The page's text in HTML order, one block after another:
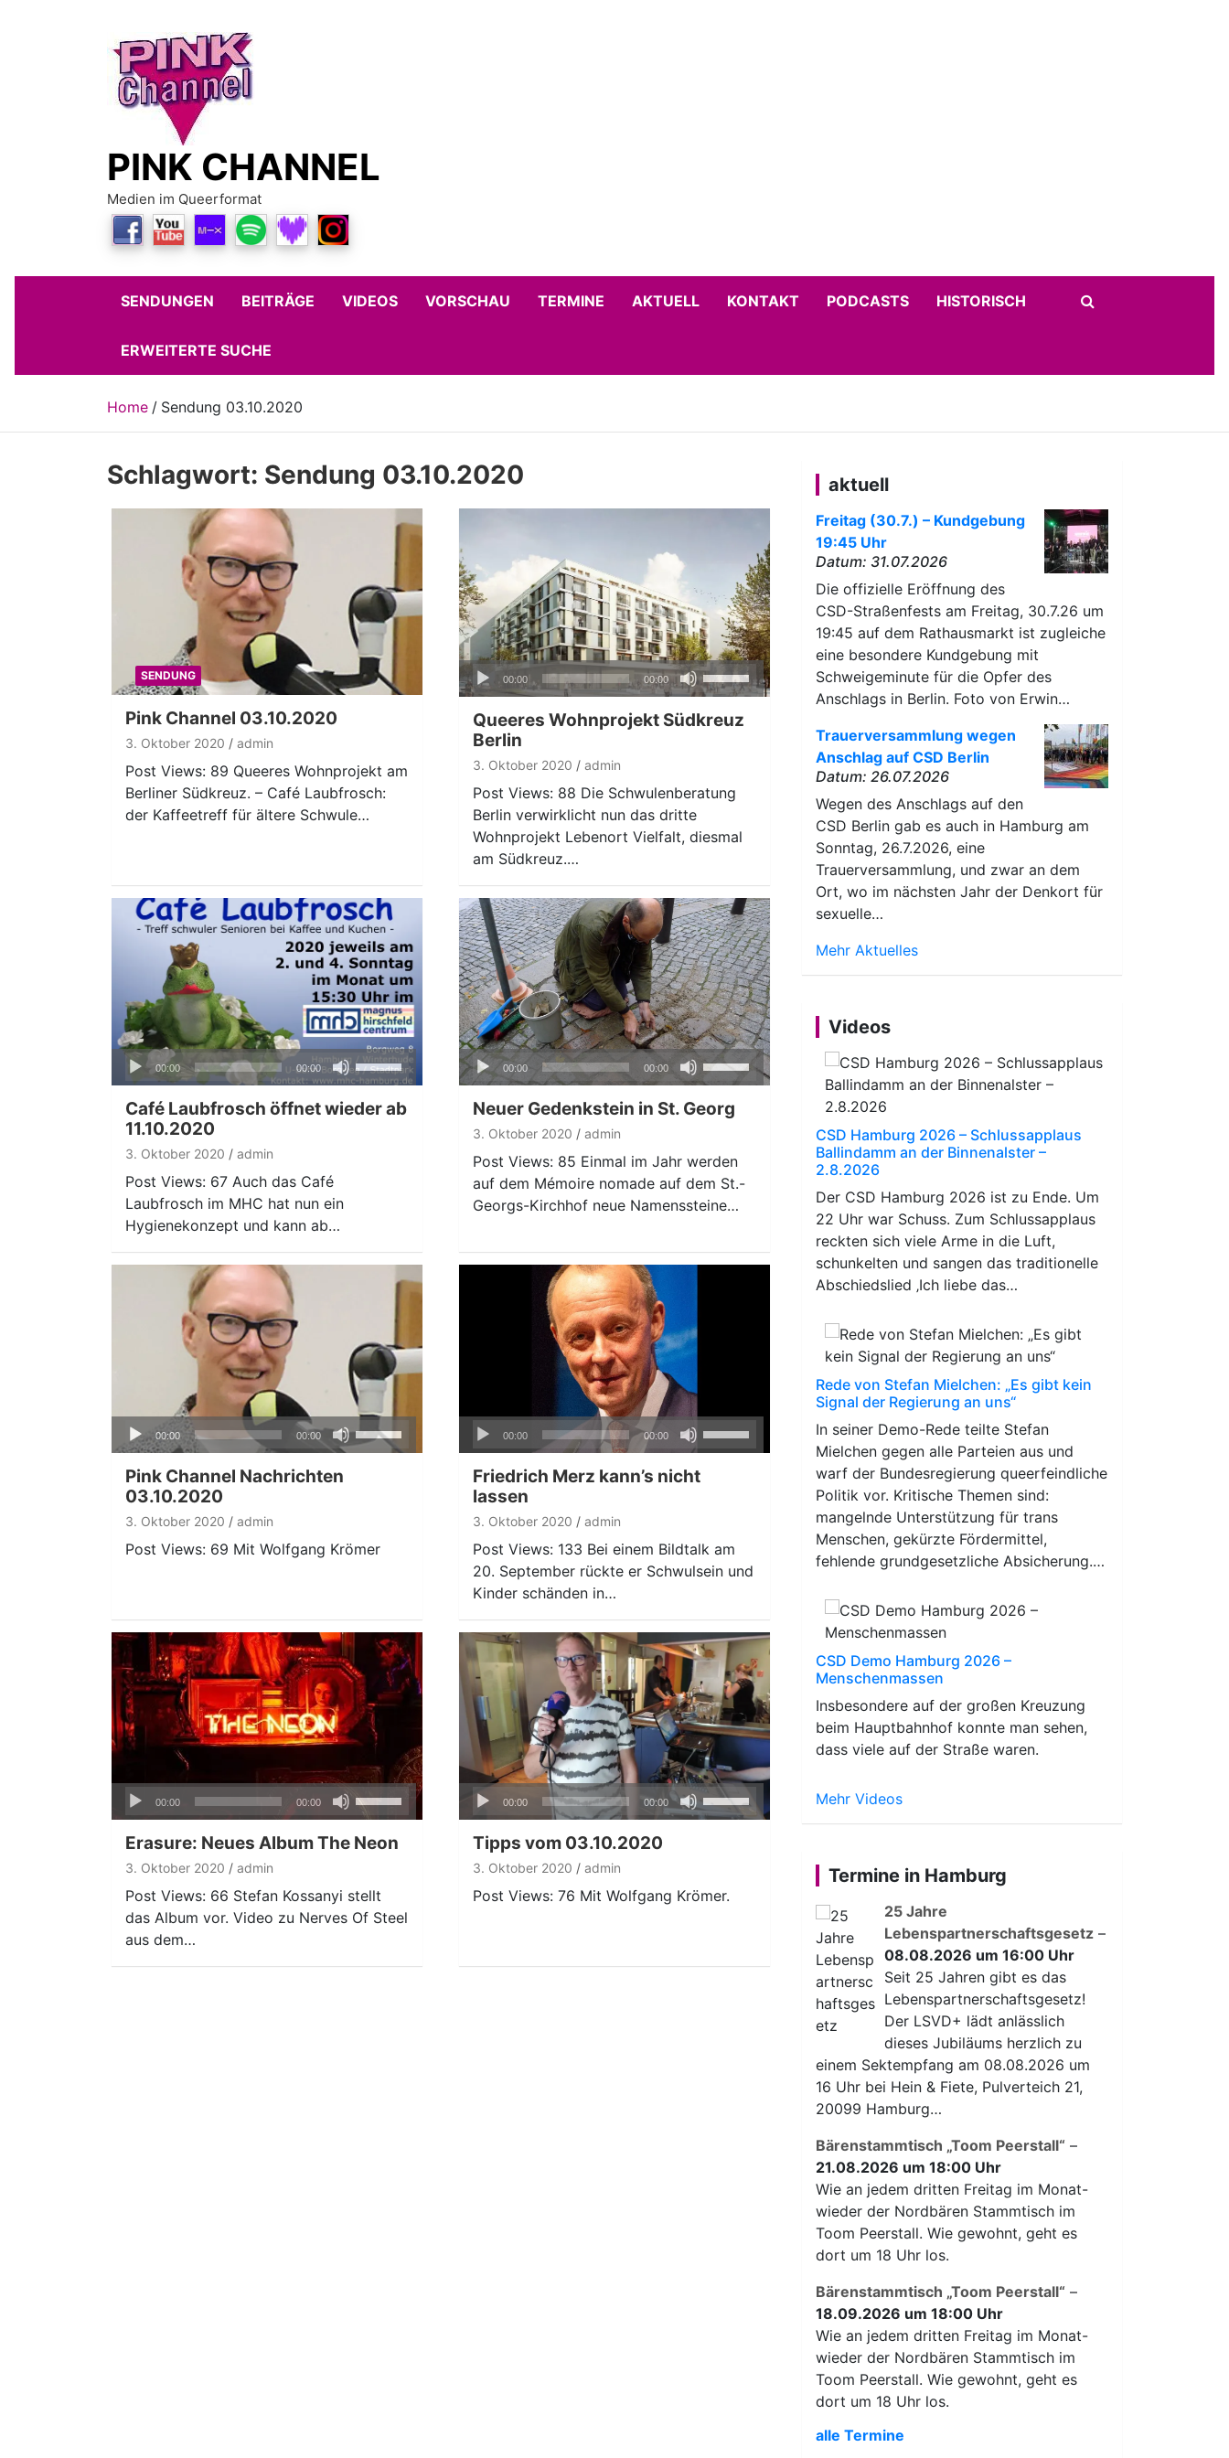
PINK CHANNEL
Medien im Queerformat
SENDUNGEN BEITRÄGE VIDEOS VORSCHAU TERMINE AKTUELL KONTAKT PODCASTS HISTORISCH
ERWEITERTE SUCHE
Home Sendung 03.10.2020
Schlagwort: Sendung 03.10.2020
SENDUNG
Pink Channel 03.10.2020
3. Oktober 2020 admin
Post Views: 89 Queeres Wohnprojekt am
Berliner Südkreuz. – Café Laubfrosch:
der Kaffeetreff für ältere Schwule…
Audio-
Player
00:00 00:00
Pfeiltasten
Hoch/Runter
benutzen,
zu
Queeres Wohnprojekt Südkreuz
Berlin
3. Oktober 2020 admin
Post Views: 88 Die Schwulenberatung
Berlin verwirklicht nun das dritte
Wohnprojekt Lebenort Vielfalt, diesmal
am Südkreuz.…
Audio-
Player
00:00 00:00
Pfeiltasten
Hoch/Runter
benutzen,
Café Laubfrosch öffnet wieder ab
11.10.2020
3. Oktober 2020 admin
Post Views: 67 Auch das Café
Laubfrosch im MHC hat nun ein
Hygienekonzept und kann ab…
Audio-
Player
00:00 00:00
Pfeiltasten
Hoch/Runter
benutzen,
Lautstärke
zu
regeln.
Neuer Gedenkstein in St. Georg
3. Oktober 2020 admin
Post Views: 85 Einmal im Jahr werden
auf dem Mémoire nomade auf dem St.-
Georgs-Kirchhof neue Namenssteine…
Audio-
Player
00:00 00:00
Hoch/Runter
zu
Pink Channel Nachrichten
03.10.2020
3. Oktober 2020 admin
Post Views: 69 Mit Wolfgang Krömer
Audio-
00:00 00:00
zu
regeln.
Friedrich Merz kann’s nicht
lassen
3. Oktober 2020 admin
Post Views: 133 Bei einem Bildtalk am
20. September rückte er Schwulsein und
Kinder schänden in…
Audio-
Player
00:00 00:00
Pfeiltasten
Hoch/Runter
benutzen,
Lautstärke
zu
Erasure: Neues Album The Neon
3. Oktober 2020 admin
Post Views: 66 Stefan Kossanyi stellt
das Album vor. Video zu Nerves Of Steel
aus dem…
Audio-
Player
00:00 00:00
Pfeiltasten
Hoch/Runter
Lautstärke
Tipps vom 03.10.2020
3. Oktober 2020 admin
Post Views: 76 Mit Wolfgang Krömer.
aktuell
Freitag (30.7.) – Kundgebung
19:45 Uhr
Datum: 31.07.2026
Die offizielle Eröffnung des
CSD-Straßenfests am Freitag, 30.7.26 um
19:45 auf dem Rathausmarkt ist zugleiche
eine besondere Kundgebung mit
Schweigeminute für die Opfer des
Anschlags in Berlin. Foto von Erwin…
Trauerversammlung wegen
Anschlag auf CSD Berlin
Datum: 26.07.2026
Wegen des Anschlags auf den
CSD Berlin gab es auch in Hamburg am
Sonntag, 26.7.2026, eine
Trauerversammlung, und zwar an dem
Ort, wo im nächsten Jahr der Denkort für
sexuelle…
Mehr Aktuelles
Videos
CSD Hamburg 2026 – Schlussapplaus
Ballindamm an der Binnenalster –
2.8.2026
Der CSD Hamburg 2026 ist zu Ende. Um
22 Uhr war Schuss. Zum Schlussapplaus
reckten sich viele Arme in die Luft,
schunkelten und sangen das traditionelle
Abschiedslied ‚Ich liebe das…
Rede von Stefan Mielchen: „Es gibt kein
Signal der Regierung an uns“
In seiner Demo-Rede teilte Stefan
Mielchen gegen alle Parteien aus und
warf der Bundesregierung queerfeindliche
Politik vor. Kritische Themen sind:
mangelnde Unterstützung für trans
Menschen, gekürzte Fördermittel,
fehlende grundgesetzliche Absicherung.…
CSD Demo Hamburg 2026 –
Menschenmassen
Insbesondere auf der großen Kreuzung
beim Hauptbahnhof konnte man sehen,
dass viele auf der Straße waren.
Mehr Videos
Termine in Hamburg
25 Jahre
Lebenspartnerschaftsgesetz –
08.08.2026 um 16:00 Uhr
Seit 25 Jahren gibt es das
Lebenspartnerschaftsgesetz!
Der LSVD+ lädt anlässlich
dieses Jubiläums herzlich zu
einem Sektempfang am 08.08.2026 um
16 Uhr bei Hein & Fiete, Pulverteich 21,
20099 Hamburg…
Bärenstammtisch „Toom Peerstall“ –
21.08.2026 um 18:00 Uhr
Wie an jedem dritten Freitag im Monat-
wieder der Nordbären Stammtisch im
Toom Peerstall. Wie gewohnt, geht es
dort um 18 Uhr los.
Bärenstammtisch „Toom Peerstall“ –
18.09.2026 um 18:00 Uhr
Wie an jedem dritten Freitag im Monat-
wieder der Nordbären Stammtisch im
Toom Peerstall. Wie gewohnt, geht es
dort um 18 Uhr los.
alle Termine